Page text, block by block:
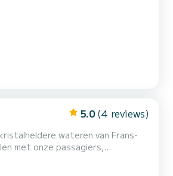
5.0 (4 reviews)
wateren van Frans-